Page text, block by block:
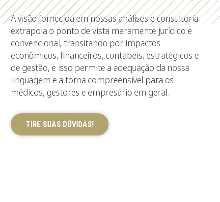
A visão fornecida em nossas análises e consultoria
extrapola o ponto de vista meramente jurídico e
convencional, transitando por impactos
econômicos, financeiros, contábeis, estratégicos e
de gestão, e isso permite a adequação da nossa
linguagem e a torna compreensível para os
médicos, gestores e empresário em geral.
TIRE SUAS DÚVIDAS!